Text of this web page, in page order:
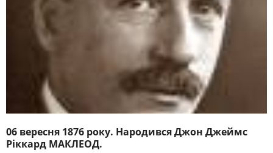
06 вересня 1876 року. Народився Джон Джеймс
Ріккард МАКЛЕОД.